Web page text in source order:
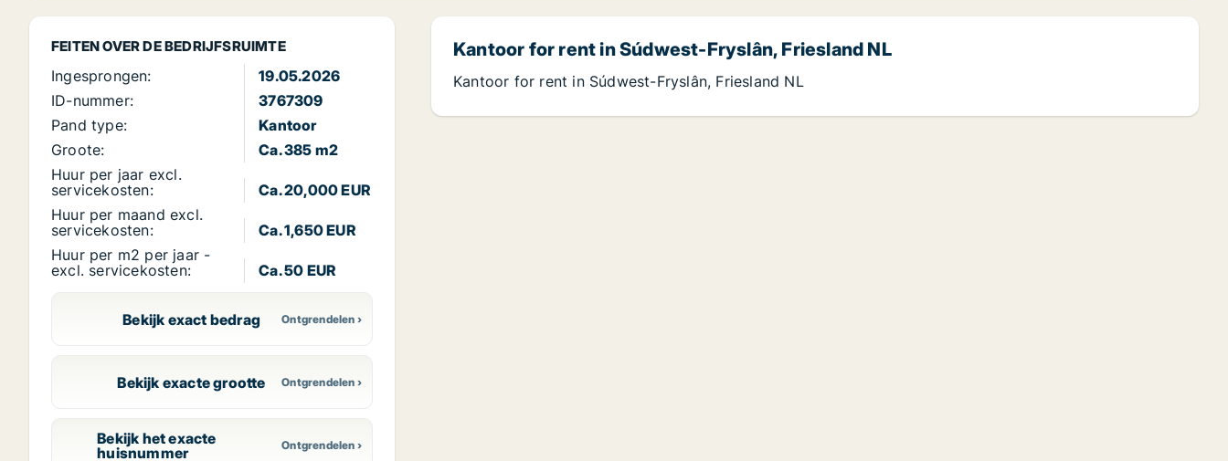
FEITEN OVER DE BEDRIJFSRUIMTE
Ingesprongen:
19.05.2026
ID-nummer:
3767309
Pand type:
Kantoor
Groote:
Ca. 385 m2
Huur per jaar excl.
servicekosten:
Ca. 20,000 EUR
Huur per maand excl.
servicekosten:
Ca. 1,650 EUR
Huur per m2 per jaar -
excl. servicekosten:
Ca. 50 EUR
Bekijk exact bedrag
Bekijk exacte grootte
Bekijk het exacte
huisnummer
Kantoor for rent in Súdwest-Fryslân, Friesland NL
Kantoor for rent in Súdwest-Fryslân, Friesland NL